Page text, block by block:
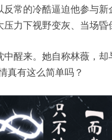
常的冷酷逼迫他参与
力下视野变灰、当场昏
醒来。她自称林薇，
真有这么简单吗？